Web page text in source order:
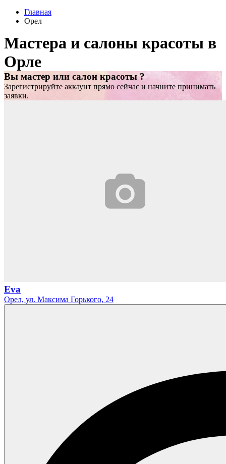
Главная
Орел
Мастера и салоны красоты в
Орле
Вы мастер или салон красоты ?
Зарегистрируйте аккаунт прямо сейчас и начните принимать
заявки.
Eva
Орел, ул. Максима Горького, 24